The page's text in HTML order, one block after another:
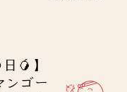
🥭】
ンゴー